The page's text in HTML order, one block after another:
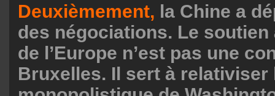
Deuxièmement, la Chine a
des négociations. Le
de l’Europe n’est pas une
Bruxelles. Il sert à relativiser